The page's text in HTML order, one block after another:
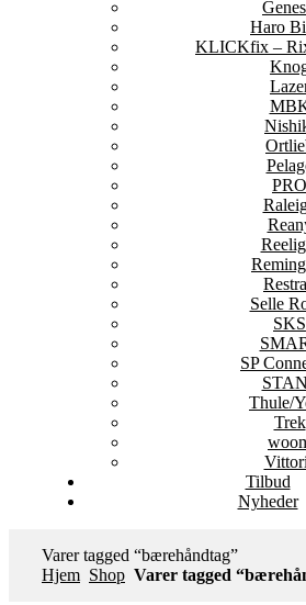
Haro
KLICKfix –
PRO
Selle
SKS
SP
Thule/
Trek
Tilbud
Nyheder
Varer tagged “bærehåndtag”
Hjem Shop Varer tagged